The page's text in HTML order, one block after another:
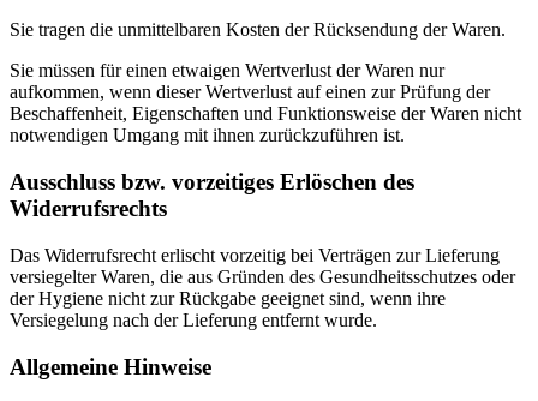
Sie tragen die unmittelbaren Kosten der Rücksendung der Waren.
Sie müssen für einen etwaigen Wertverlust der Waren nur
aufkommen, wenn dieser Wertverlust auf einen zur Prüfung der
Beschaffenheit, Eigenschaften und Funktionsweise der Waren nicht
notwendigen Umgang mit ihnen zurückzuführen ist.
Ausschluss bzw. vorzeitiges Erlöschen des
Widerrufsrechts
Das Widerrufsrecht erlischt vorzeitig bei Verträgen zur Lieferung
versiegelter Waren, die aus Gründen des Gesundheitsschutzes oder
der Hygiene nicht zur Rückgabe geeignet sind, wenn ihre
Versiegelung nach der Lieferung entfernt wurde.
Allgemeine Hinweise